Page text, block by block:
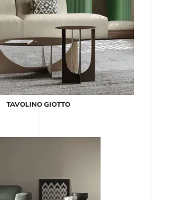
TAVOLINO GIOTTO